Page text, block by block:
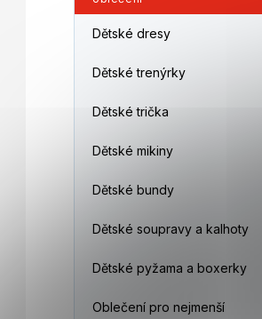
Dětské dresy
Dětské trenýrky
Dětské trička
Dětské mikiny
Dětské bundy
Dětské soupravy a kalhoty
Dětské pyžama a boxerky
Oblečení pro nejmenší